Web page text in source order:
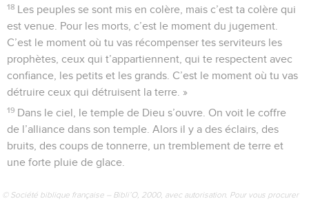
18 Les peuples se sont mis en colère, mais c’est ta colère qui
est venue. Pour les morts, c’est le moment du jugement.
C’est le moment où tu vas récompenser tes serviteurs les
prophètes, ceux qui t’appartiennent, qui te respectent avec
confiance, les petits et les grands. C’est le moment où tu vas
détruire ceux qui détruisent la terre. »
19 Dans le ciel, le temple de Dieu s’ouvre. On voit le coffre
de l’alliance dans son temple. Alors il y a des éclairs, des
bruits, des coups de tonnerre, un tremblement de terre et
une forte pluie de glace.
© Société biblique française – Bibli’O, 2000, avec autorisation. Pour vous procurer